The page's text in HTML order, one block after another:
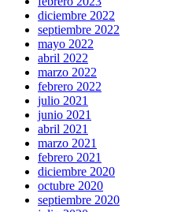
diciembre 2022
septiembre 2022
mayo 2022
abril 2022
marzo 2022
febrero 2022
julio 2021
junio 2021
abril 2021
marzo 2021
febrero 2021
diciembre 2020
octubre 2020
septiembre 2020